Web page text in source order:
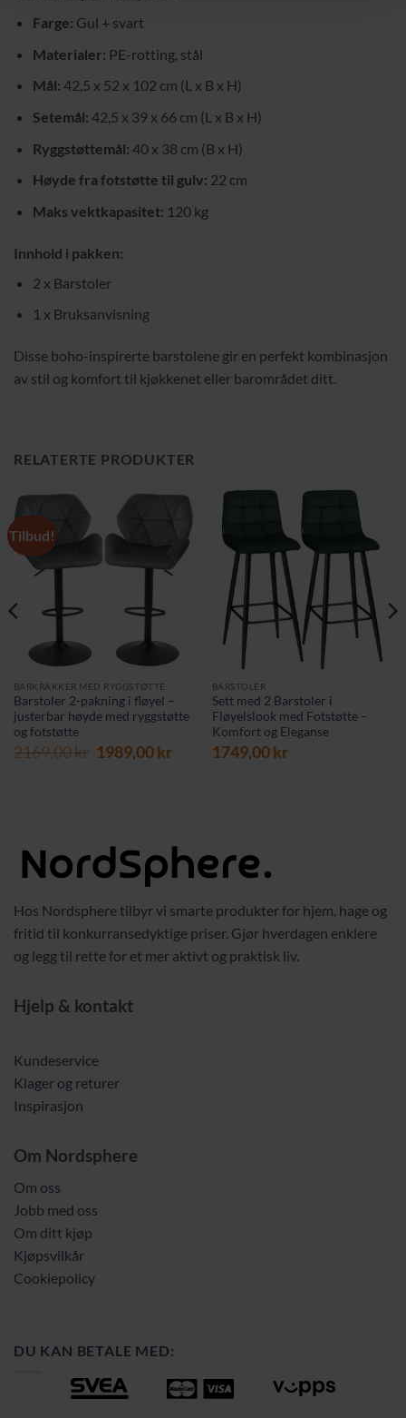
Farge: Gul + svart
Materialer: PE-rotting, stål
Mål: 42,5 x 52 x 102 cm (L x B x H)
Setemål: 42,5 x 39 x 66 cm (L x B x H)
Ryggstøttemål: 40 x 38 cm (B x H)
Høyde fra fotstøtte til gulv: 22 cm
Maks vektkapasitet: 120 kg
Innhold i pakken:
2 x Barstoler
1 x Bruksanvisning
Disse boho-inspirerte barstolene gir en perfekt kombinasjon
av stil og komfort til kjøkkenet eller barområdet ditt.
RELATERTE PRODUKTER
Tilbud!
BARKRAKKER MED RYGGSTØTTE
Barstoler 2-pakning i fløyel –
justerbar høyde med ryggstøtte
og fotstøtte
2169,00kr Opprinnelig
1989,00krNåværende
BARSTOLER
Sett med 2 Barstoler i
Fløyelslook med Fotstøtte –
Komfort og Eleganse
1749,00kr
Hos Nordsphere tilbyr vi smarte produkter for hjem, hage og
fritid til konkurransedyktige priser. Gjør hverdagen enklere
og legg til rette for et mer aktivt og praktisk liv.
Hjelp & kontakt
Kundeservice
Klager og returer
Inspirasjon
Om Nordsphere
Om oss
Jobb med oss
Om ditt kjøp
Kjøpsvilkår
Cookiepolicy
DU KAN BETALE MED: